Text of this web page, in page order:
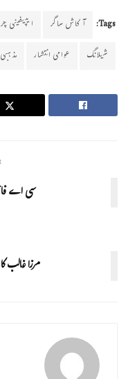
Tags: آکاش ساگر ایپیفینی
شیلانگ
عوامی انتشار
سی اے
مرزا غالب کا 227واں یوم ولادت